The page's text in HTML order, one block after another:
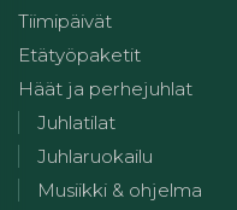
Tiimipäivät
Etätyöpaketit
Häät ja perhejuhlat
Juhlatilat
Juhlaruokailu
Musiikki & ohjelma